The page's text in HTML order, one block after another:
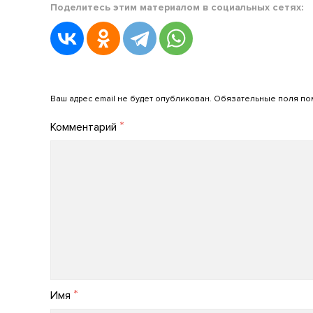
in
Новости
АРПО
27.10.2023
admin_arpo
Поделитесь этим материалом в социальных сетях:
Ваш адрес email не будет опубликован. Обязательные поля
Комментарий *
Имя *